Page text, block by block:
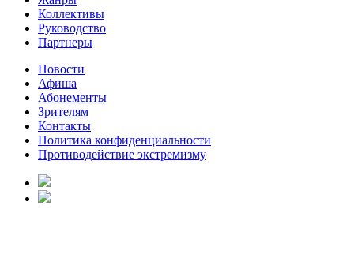
Коллективы
Руководство
Партнеры
Новости
Афиша
Абонементы
Зрителям
Контакты
Политика конфиденциальности
Противодействие экстремизму